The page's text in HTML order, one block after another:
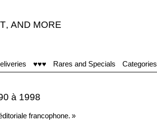
, AND MORE
♥♥♥ Rares and Specials Categories
à 1998
francophone. »